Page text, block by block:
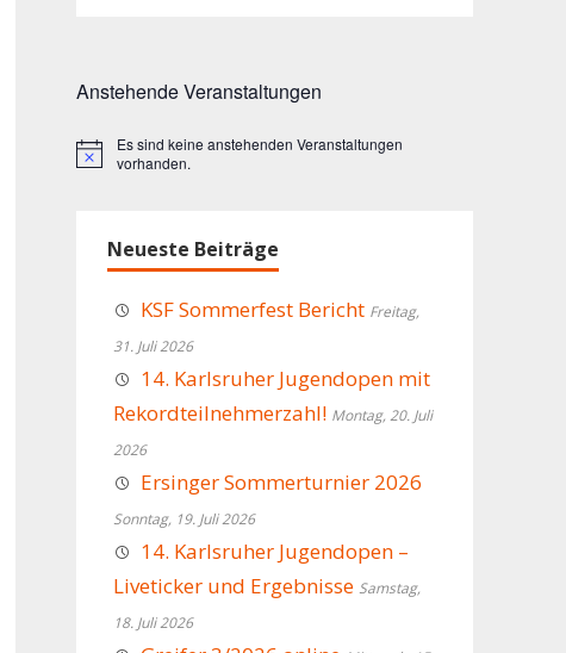
Anstehende Veranstaltungen
Hinweis
Es sind keine anstehenden Veranstaltungen
vorhanden.
Neueste Beiträge
KSF Sommerfest Bericht Freitag,
31. Juli 2026
14. Karlsruher Jugendopen mit
Rekordteilnehmerzahl! Montag, 20. Juli
2026
Ersinger Sommerturnier 2026
Sonntag, 19. Juli 2026
14. Karlsruher Jugendopen –
Liveticker und Ergebnisse Samstag,
18. Juli 2026